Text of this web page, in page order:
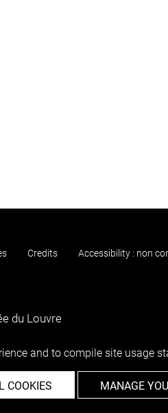
Credits Accessibility : non
and to compile site usage
COOKIES MANAGE